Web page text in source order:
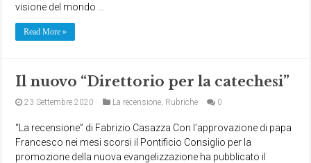
visione del mondo …
Read More »
Il nuovo “Direttorio per la catechesi”
23 Settembre 2020 La recensione, Rubriche 0
“La recensione” di Fabrizio Casazza Con l’approvazione di papa
Francesco nei mesi scorsi il Pontificio Consiglio per la
promozione della nuova evangelizzazione ha pubblicato il